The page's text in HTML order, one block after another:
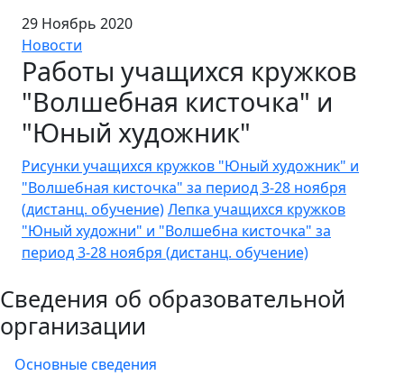
29 Ноябрь 2020
Новости
Работы учащихся кружков
"Волшебная кисточка" и
"Юный художник"
Рисунки учащихся кружков "Юный художник" и
"Волшебная кисточка" за период 3-28 ноября
(дистанц. обучение)Лепка учащихся кружков
"Юный художни" и "Волшебна кисточка" за
период 3-28 ноября (дистанц. обучение)
Сведения об образовательной
организации
Основные сведения